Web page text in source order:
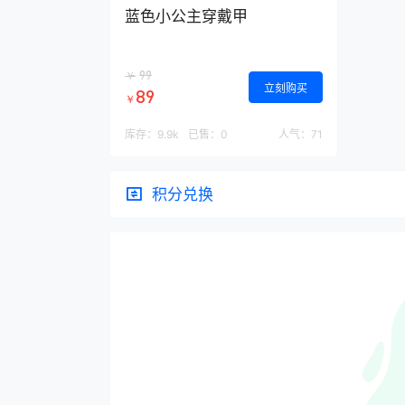
蓝色小公主穿戴甲
￥ 99
￥ 89 立刻购买
库存： 9.9k 已售： 0 人气： 71
积分兑换